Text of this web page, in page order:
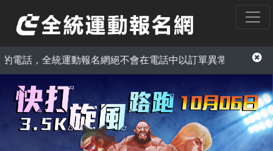
名網絕不會在電話中以訂單異常為由，要求您提供信用卡